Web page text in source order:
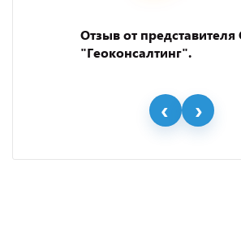
Отзыв от
"Геоконсалтинг".